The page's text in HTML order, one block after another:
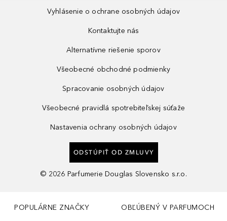
Vyhlásenie o ochrane osobných údajov
Kontaktujte nás
Alternatívne riešenie sporov
Všeobecné obchodné podmienky
Spracovanie osobných údajov
Všeobecné pravidlá spotrebiteľskej súťaže
Nastavenia ochrany osobných údajov
ODSTÚPIŤ OD ZMLUVY
© 2026 Parfumerie Douglas Slovensko s.r.o.
POPULÁRNE ZNAČKY OBĽÚBENÝ V PARFUMOCH